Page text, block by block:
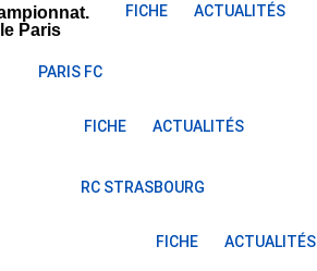
FICHE ACTUALITÉS
PARIS FC
FICHE ACTUALITÉS
RC STRASBOURG
FICHE ACTUALITÉS
Paris